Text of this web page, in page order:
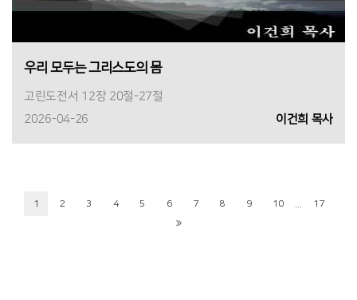
우리 모두는 그리스도의 몸
고린도전서 12장 20절-27절
2026-04-26
이건희 목사
1 2 3 4 5 6 7 8 9 10 17